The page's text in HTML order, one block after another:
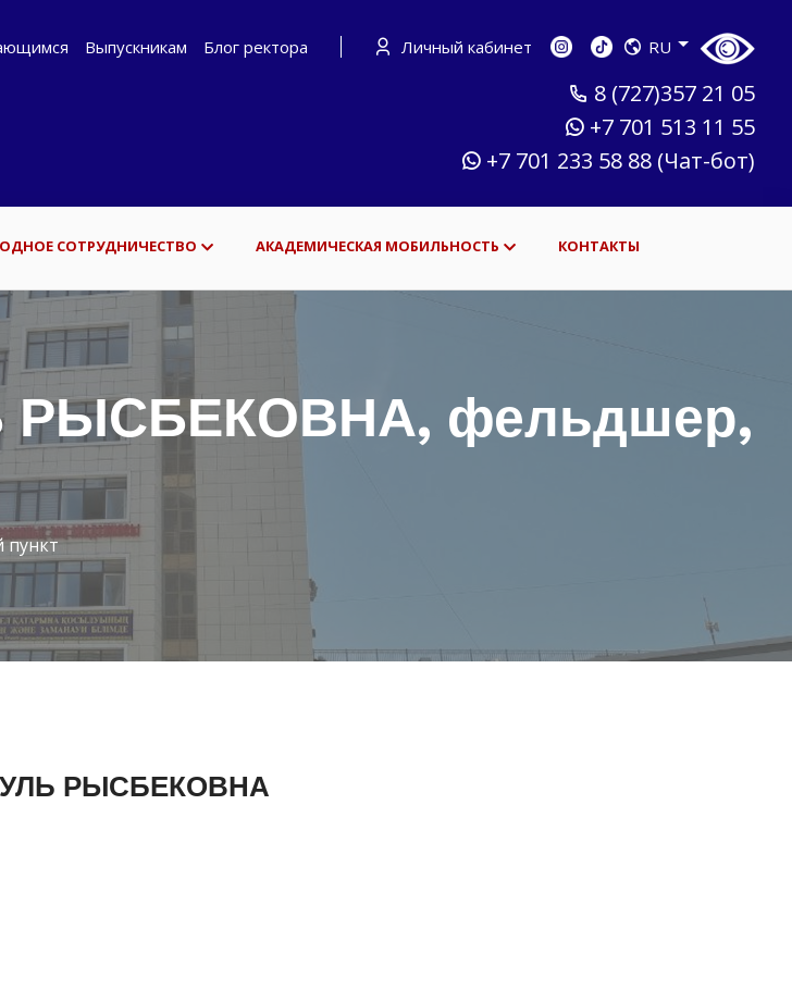
Выпускникам Блог ректора Личный кабинет RU
8 (727)357 21 05
+7 701 513 11 55
+7 701 233 58 88 (Чат-бот)
СОТРУДНИЧЕСТВО АКАДЕМИЧЕСКАЯ МОБИЛЬНОСТЬ КОНТАКТЫ
фельдшер,
РЫСБЕКОВНА